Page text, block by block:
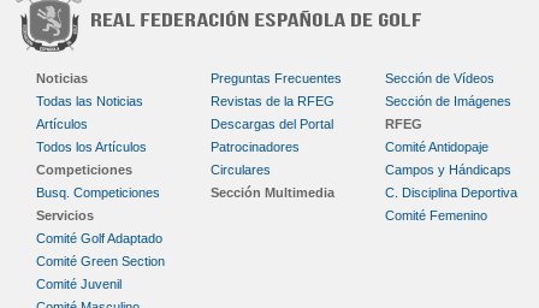
Noticias
Todas las Noticias
Artículos
Todos los Artículos
Competiciones
Busq. Competiciones
Servicios
Preguntas Frecuentes
Revistas de la RFEG
Descargas del Portal
Patrocinadores
Circulares
Sección Multimedia
Sección de Vídeos
Sección de Imágenes
RFEG
Comité Antidopaje
Campos y Hándicaps
C. Disciplina Deportiva
Comité Femenino
Comité Golf Adaptado
Comité Green Section
Comité Juvenil